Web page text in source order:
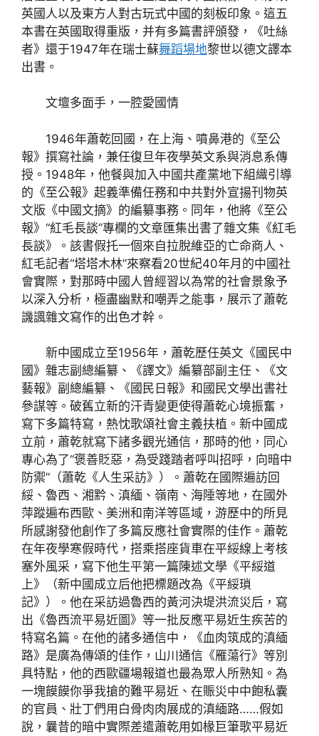
英國人以及東方人對古玩式中國的刻板印象。這五
本書在英國取得重版，并有多篇書評頒發，《吐絲
者》還于1947年在瑞士蘇舞蹈場地黎世以德文譯本
出書。
文壇多面手，一腔愛國情
1946年蕭乾回國，在上海、噴鼻港的《至公
報》撰寫社論，兼任復旦年夜學英文系與消息系傳
授。1948年，他餐與加入中國共產黨地下組織引導
的《至公報》起義準備任務和中共對外宣揚刊物英
文版《中國文摘》的編纂事務。同年，他將《至公
報》“紅毛長談”專欄的文章匯集出書了雜文集《紅毛
長談》。該書假托一個來自拉脫維亞的亡命商人、
紅毛記者“塔塔木林”來察看20世紀40年月的中國社
會實際，對那時中國人曾經習以為常的社會景象予
以深入分析，極盡幽默和嘲弄之能事，展示了蕭乾
譏諷雜文寫作的出色才幹。
新中國成立至1956年，蕭乾歷任英文《國民中
國》雜志副總編纂、《譯文》編纂部副主任、《文
藝報》副總編纂、《國民日報》和國民文學出書社
參謀等。破舊立新的汗青變更使得蕭乾心境振奮，
寫下多篇特寫，熱忱歌頌社會主義扶植。新中國成
立前，蕭乾就寫下諸多觀光通信，那時的他，同心
專心為了“褒善貶惡，為受踐踏者呼叫招呼，向暗中
防禦”（蕭乾《人生采訪》）。蕭乾在國際遍訪回
綏、魯西、湘黔、滇緬、嶺南、海陲等地，在國外
萍蹤遍布西歐、美洲和南洋等區域，游歷中的所見
所感謝發他創作了多篇反應社會實際的佳作。蕭乾
在年夜學寒假時代，搭乘搭座貨車在平綏線上考核
塞外風采，寫下他生平第一篇陳述文學《平綏道
上》（新中國成立后他把標題改為《平綏瑣
記》）。他在采訪過魯西的黃河決堤洪流災后，寫
出《魯西流平易近圖》等一批反應平易近生疾苦的
特寫名篇。在他的諸多通信中，《血肉筑成的滇緬
路》是廣為傳頌的佳作，山川通信《雁蕩行》等別
具特點，他的西歐疆場報道也最為眾人所熟知。為
一塊饃饃你爭我搶的難平易近、在賑災中中飽私囊
的官員、壯丁們用白骨肉肉展成的滇緬路……假如
說，曩昔的暗中實際差遣蕭乾用如椽巨筆歌平易近